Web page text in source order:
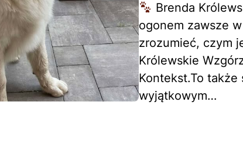
Brenda
ogonem zawsze
zrozumieć, czym
Królewskie
Kontekst.To także
wyjątkowym…